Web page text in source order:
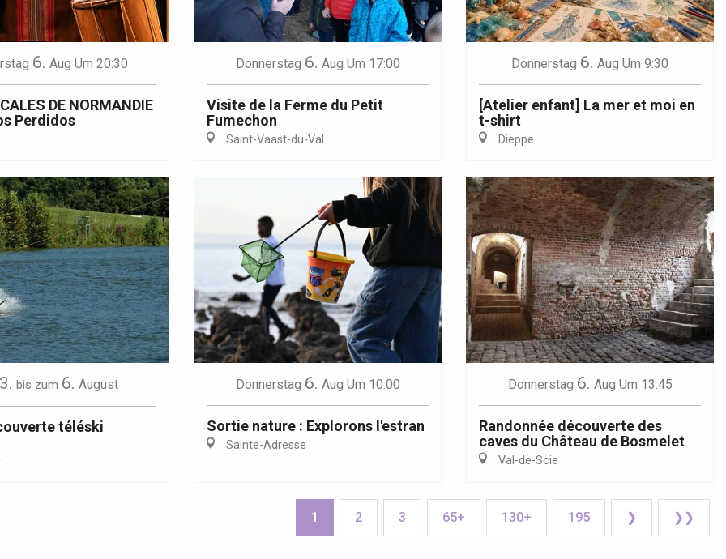
6. Aug Um 20:30
DE NORMANDIE
Perdidos
Donnerstag 6. Aug Um 17:00
Visite de la Ferme du Petit
Fumechon
Saint-Vaast-du-Val
Donnerstag 6. Aug Um 9:30
[Atelier enfant] La mer et moi en
t-shirt
Dieppe
3. bis zum 6. August
téléski
Donnerstag 6. Aug Um 10:00
Sortie nature : Explorons l'estran
Sainte-Adresse
Donnerstag 6. Aug Um 13:45
Randonnée découverte des
caves du Château de Bosmelet
Val-de-Scie
1 2 3 65+ 130+ 195 ❯ ❯❯